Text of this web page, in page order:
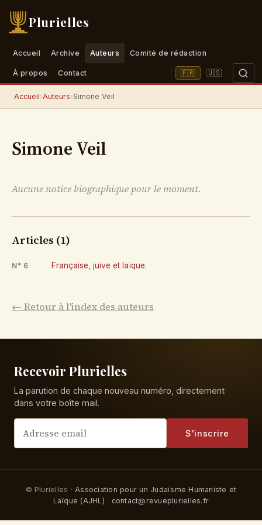
Plurielles
Accueil Archive Auteurs Comité de rédaction
À propos Contact 🇫🇷 🇺🇸
Accueil›Auteurs›Simone Veil
Simone Veil
Aucune notice biographique pour le moment.
Articles (1)
N° 6 Française, juive et laïque.
← Retour à l'index des auteurs
Recevoir Plurielles
La parution de chaque nouveau numéro, directement
dans votre boîte mail.
S'inscrire
© Plurielles · Association pour un Judaïsme Humaniste et
Laïque (AJHL) · contact@revueplurielles.fr